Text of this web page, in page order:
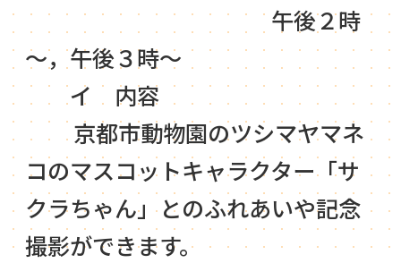
午後２時
～，午後３時～
イ 内容
京都市動物園のツシマヤマネ
コのマスコットキャラクター「サ
クラちゃん」とのふれあいや記念
撮影ができます。